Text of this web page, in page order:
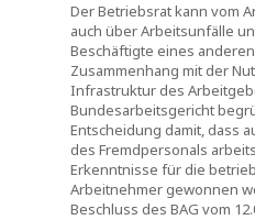
Der Betriebsrat kann vom
auch über Arbeitsunfälle
Beschäftigte eines
Zusammenhang mit der
Infrastruktur des
Bundesarbeitsgericht
Entscheidung damit, dass
des Fremdpersonals
Erkenntnisse für die
Arbeitnehmer gewonnen
Beschluss des BAG vom